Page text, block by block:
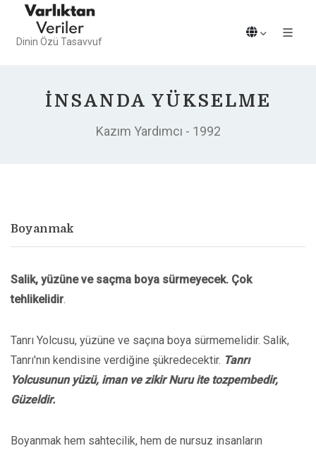
Dinin Özü Tasavvuf
İNSANDA YÜKSELME
Kazım Yardımcı - 1992
Boyanmak
Salik, yüzüne ve saçma boya sürmeyecek. Çok
tehlikelidir.
Tanrı Yolcusu, yüzüne ve saçına boya sürmemelidir. Salik,
Tanrı'nın kendisine verdiğine şükredecektir. Tanrı
Yolcusunun yüzü, iman ve zikir Nuru ite tozpembedir,
Güzeldir.
Boyanmak hem sahtecilik, hem de nursuz insanların